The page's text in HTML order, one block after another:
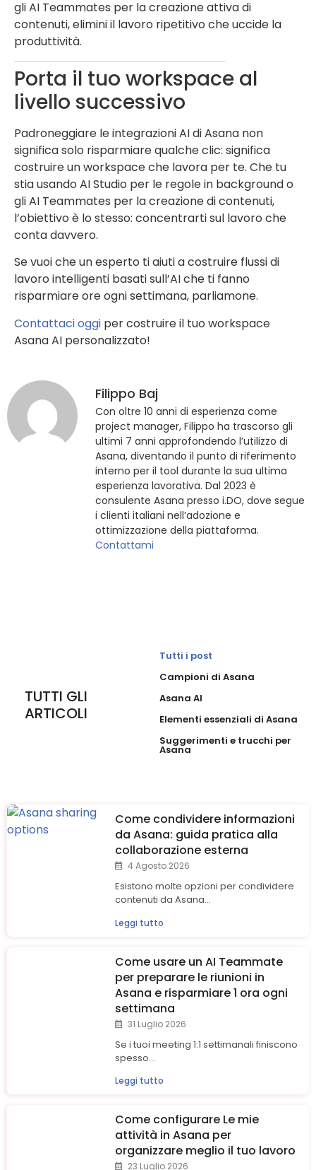
gli AI Teammates per la creazione attiva di
contenuti, elimini il lavoro ripetitivo che uccide la
produttività.
Porta il tuo workspace al
livello successivo
Padroneggiare le integrazioni AI di Asana non
significa solo risparmiare qualche clic: significa
costruire un workspace che lavora per te. Che tu
stia usando AI Studio per le regole in background o
gli AI Teammates per la creazione di contenuti,
l’obiettivo è lo stesso: concentrarti sul lavoro che
conta davvero.
Se vuoi che un esperto ti aiuti a costruire flussi di
lavoro intelligenti basati sull’AI che ti fanno
risparmiare ore ogni settimana, parliamone.
Contattaci oggi per costruire il tuo workspace
Asana AI personalizzato!
Filippo Baj
Con oltre 10 anni di esperienza come
project manager, Filippo ha trascorso gli
ultimi 7 anni approfondendo l’utilizzo di
Asana, diventando il punto di riferimento
interno per il tool durante la sua ultima
esperienza lavorativa. Dal 2023 è
consulente Asana presso i.DO, dove segue
i clienti italiani nell’adozione e
ottimizzazione della piattaforma.
Contattami
TUTTI GLI
ARTICOLI
Tutti i post
Campioni di Asana
Asana AI
Elementi essenziali di Asana
Suggerimenti e trucchi per
Asana
Come condividere informazioni
da Asana: guida pratica alla
collaborazione esterna
4 Agosto 2026
Esistono molte opzioni per condividere
contenuti da Asana...
Leggi tutto
Come usare un AI Teammate
per preparare le riunioni in
Asana e risparmiare 1 ora ogni
settimana
31 Luglio 2026
Se i tuoi meeting 1:1 settimanali finiscono
spesso...
Leggi tutto
Come configurare Le mie
attività in Asana per
organizzare meglio il tuo lavoro
23 Luglio 2026